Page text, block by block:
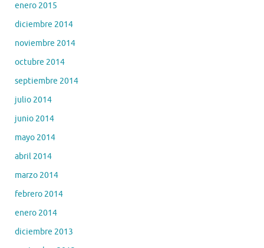
enero 2015
diciembre 2014
noviembre 2014
octubre 2014
septiembre 2014
julio 2014
junio 2014
mayo 2014
abril 2014
marzo 2014
febrero 2014
enero 2014
diciembre 2013